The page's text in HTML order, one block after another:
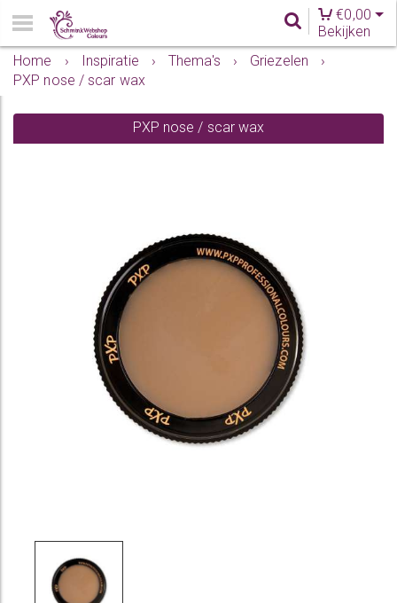
€0,00
Bekijken
Home
› Inspiratie › Thema's › Griezelen
›
PXP nose / scar wax
PXP nose / scar wax